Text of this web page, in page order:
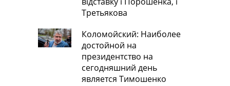
Третьякова
Коломойский: Наиболее
достойной на
президентство на
сегодняшний день
является Тимошенко